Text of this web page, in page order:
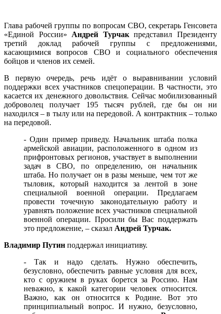
Глава рабочей группы по вопросам СВО, секретарь Генсовета
«Единой России» Андрей Турчакпредставил Президенту
третий доклад рабочей группы с предложениями,
касающимися вопросов СВО и социального обеспечения
бойцов и членов их семей.
В первую очередь, речь идёт о выравнивании условий
поддержки всех участников спецоперации. В частности, это
касается их денежного довольствия. Сейчас мобилизованный
доброволец получает 195 тысяч рублей, где бы он ни
находился – в тылу или на передовой. А контрактник – только
на передовой.
- Один пример приведу. Начальник штаба полка
армейской авиации, расположенного в одном из
прифронтовых регионов, участвует в выполнении
задач в СВО, по определению, он начальник
штаба. Но получает он в разы меньше, чем тот же
тыловик, который находится за лентой в зоне
специальной военной операции. Предлагаем
провести точечную законодательную работу и
уравнять положение всех участников специальной
военной операции. Просили бы Вас поддержать
это предложение, – сказал Андрей Турчак.
Владимир Путин поддержал инициативу.
- Так и надо сделать. Нужно обеспечить,
безусловно, обеспечить равные условия для всех,
кто с оружием в руках борется за Россию. Нам
неважно, к какой категории человек относится.
Важно, как он относится к Родине. Вот это
принципиальный вопрос. И нужно, безусловно,